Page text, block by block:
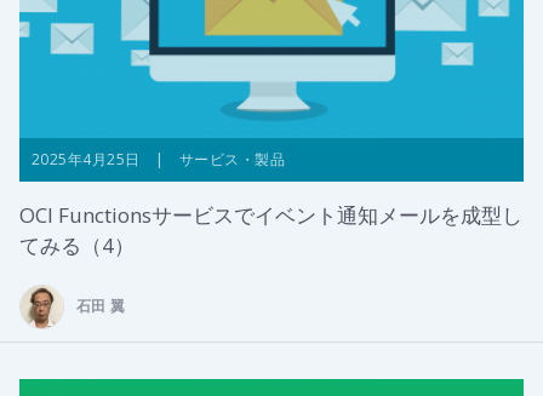
2025年4月25日 | サービス・製品
OCI Functionsサービスでイベント通知メールを成型し
てみる（4）
石田 翼